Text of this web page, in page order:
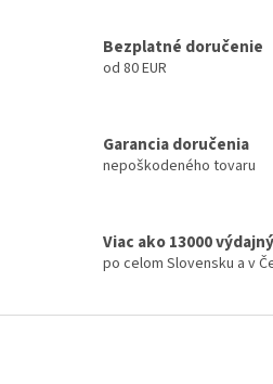
c
v
k
ý
p
i
u
a
n
Bezplatné doručenie
od 80 EUR
Garancia doručenia
nepoškodeného tovaru
Viac ako 13000
po celom Slovensku a v
Z